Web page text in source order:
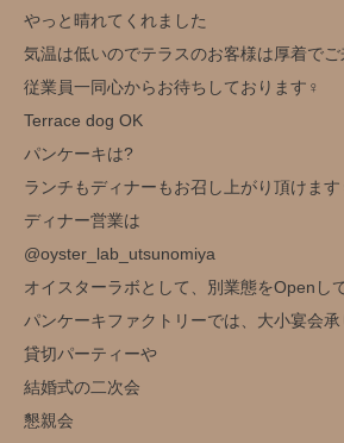
やっと晴れてくれました️
気温は低いのでテラスのお客様は厚着で
従業員一同心からお待ちしております‍♀️
Terrace dog OK
パンケーキは?
ランチもディナーもお召し上がり頂けます‍
ディナー営業は
@oyster_lab_utsunomiya
オイスターラボとして、別業態をOpenし
パンケーキファクトリーでは、大小宴会承
貸切パーティーや
結婚式の二次会
懇親会